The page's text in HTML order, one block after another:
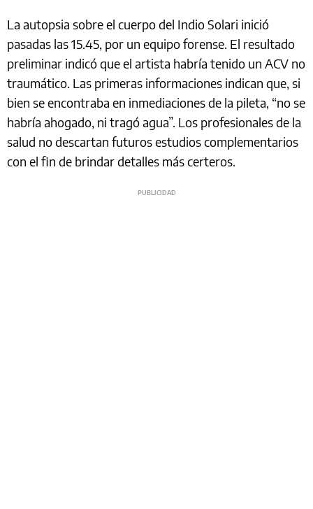
La autopsia sobre el cuerpo del Indio Solari inició
pasadas las 15.45, por un equipo forense. El resultado
preliminar indicó que el artista habría tenido un ACV no
traumático. Las primeras informaciones indican que, si
bien se encontraba en inmediaciones de la pileta, “no se
habría ahogado, ni tragó agua”. Los profesionales de la
salud no descartan futuros estudios complementarios
con el fin de brindar detalles más certeros.